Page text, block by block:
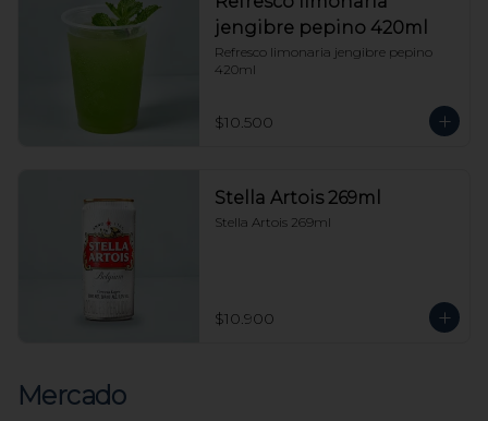
jengibre pepino 420ml
Refresco limonaria jengibre pepino
420ml
$10.500
Stella Artois 269ml
Stella Artois 269ml
$10.900
Mercado